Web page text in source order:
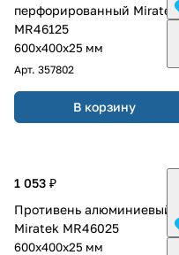
перфорированный Miratek
MR46125
600х400х25 мм
Арт. 357802
В корзину
1 053 ₽
Противень алюминиевый
Miratek MR46025
600х400х25 мм